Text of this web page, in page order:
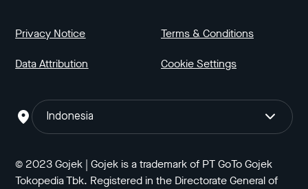
Privacy Notice Terms & Conditions
Data Attribution Cookie Settings
Indonesia
© 2023 Gojek | Gojek is a trademark of PT GoTo Gojek
Tokopedia Tbk. Registered in the Directorate General of